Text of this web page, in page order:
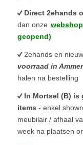
Direct 2ehands
dan onze
geopend)
2ehands en
voorraad in
halen na bestelling
In Mortsel (B) is
items - enkel
meubilair / afhaal
week na plaatsen